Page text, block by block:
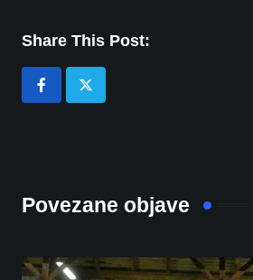
Share This Post:
Povezane objave